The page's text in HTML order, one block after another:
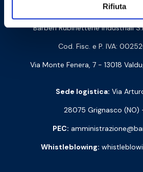
Rifiuta
Contattaci
Barberi Rubinetterie Industriali
Cod. Fisc. e P. IVA:
Via Monte Fenera, 7 - 13018
Sede logistica: Via
28075 Grignasco (NO)
PEC:
Whistleblowing: